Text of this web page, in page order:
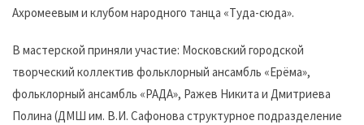
Ахромеевым и клубом народного танца «Туда-сюда».
В мастерской приняли участие: Московский городской
творческий коллектив фольклорный ансамбль «Ерёма»,
фольклорный ансамбль «РАДА», Ражев Никита и Дмитриева
Полина (ДМШ им. В.И. Сафонова структурное подразделение